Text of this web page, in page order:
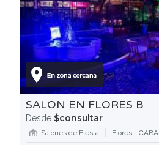
SALON EN FLORES B
Desde $consultar
Salones de Fiesta
Flores - CABA